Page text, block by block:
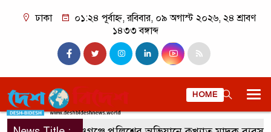
ঢাকা
০১:২৪ পূর্বাহ্ন, রবিবার, ০৯ অগাস্ট ২০২৬, ২৪ শ্রাবণ
১৪৩৩ বঙ্গাব্দ
HOME